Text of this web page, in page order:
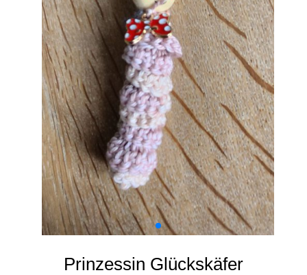
Prinzessin Glückskäfer